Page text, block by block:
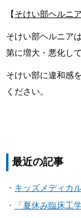
【 そけい部ヘルニ
そけい部ヘルニア
第に増大・悪化し
そけい部に違和感
ください。
最近の記事
キッズメディカ
「夏休み臨床工